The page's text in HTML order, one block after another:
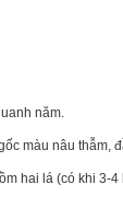
năm.
màu nâu thẫm,
hai lá (có khi 3-